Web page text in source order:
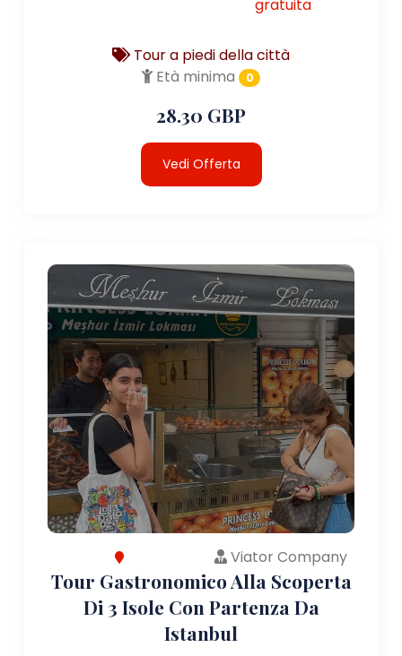
gratuita
Tour a piedi della città
Età minima
0
28.30 GBP
Vedi Offerta
Viator Company
Tour Gastronomico Alla Scoperta
Di 3 Isole Con Partenza Da
Istanbul